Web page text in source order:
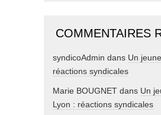
COMMENTAIRES
syndicoAdmin dans Un
réactions syndicales
Marie BOUGNET dans Un
Lyon : réactions syndicales